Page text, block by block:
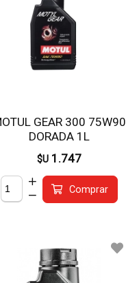
GEAR 300 75W90
DORADA 1L
$U 1.747
Comprar